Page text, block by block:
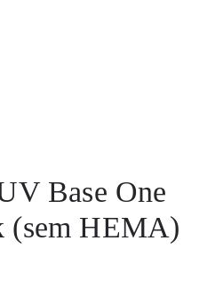
Base One
(sem HEMA)